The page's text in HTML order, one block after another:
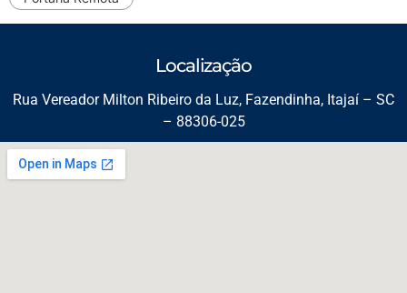
Localização
Rua Vereador Milton Ribeiro da Luz, Fazendinha, Itajaí – SC
– 88306-025